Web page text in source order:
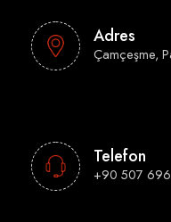
Adres
Çamçeşme,
Telefon
+90 507 696